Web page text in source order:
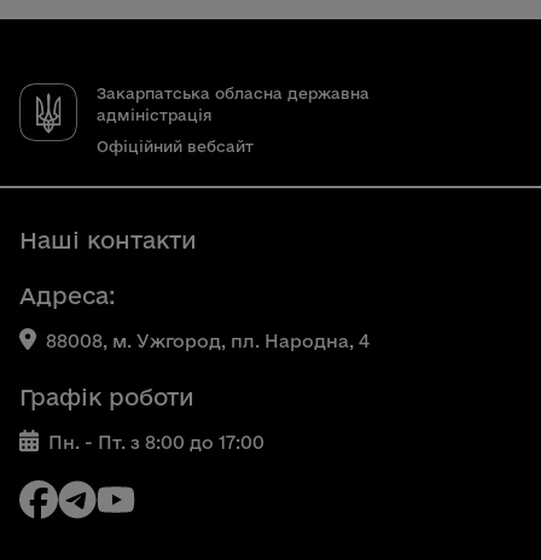
Закарпатська обласна державна
адміністрація
Офіційний вебсайт
Наші контакти
Адреса:
88008, м. Ужгород, пл. Народна, 4
Графік роботи
Пн. - Пт. з 8:00 до 17:00